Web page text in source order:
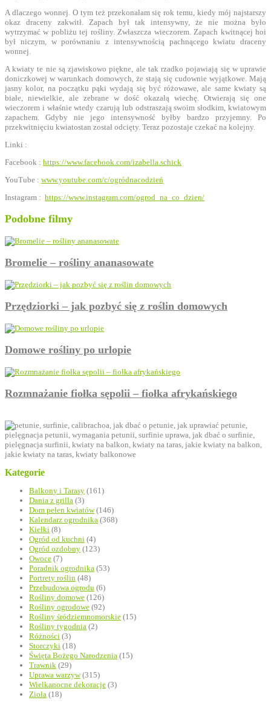
A dlaczego wonnej. O tym też przekonałam się rok temu, kiedy mój najstarszy
okaz draceny zakwitł. Zapach był tak intensywny, że nie można było
wytrzymać w pobliżu tej rośliny. Zwłaszcza wieczorem. Zapach kwitnącej hoi
był niczym, w porównaniu z intensywnością pachnącego kwiatu draceny
wonnej.
A kwiaty te nie są zjawiskowo piękne, ale tak rzadko pojawiają się w uprawie
doniczkowej w warunkach domowych, że stają się cudownie wyjątkowe. Mają
jasny kolor, na początku pąki wydają się być różowawe, ale same kwiaty są
białe, niewielkie, ale zebrane w dość okazałą wiechę. Otwierają się one
wieczorem i właśnie wtedy czarują lub odstraszają swoim słodkim, kwiatowym
zapachem. Gdyby nie jego intensywność byłby bardzo przyjemny. Po
przekwitnięciu kwiatostan został odcięty. Teraz pozostaje czekać na kolejny.
Linki :
Facebook : https://www.facebook.com/izabella.schick
YouTube : www.youtube.com/c/ogródnacodzień
Instagram : https://www.instagram.com/ogrod_na_co_dzien/
Podobne filmy
Bromelie – rośliny ananasowate
Przędziorki – jak pozbyć się z roślin domowych
Domowe rośliny po urlopie
Rozmnażanie fiołka sępolii – fiołka afrykańskiego
Kategorie
Balkony i Tarasy (161)
Dania z grilla (3)
Dom pełen kwiatów(146)
Kalendarz ogrodnika (368)
Kiełki (8)
Ogród od kuchni (4)
Ogród ozdobny (123)
Owoce (7)
Poradnik ogrodnika (53)
Portrety roślin (48)
Przebudowa ogrodu (6)
Rośliny domowe (126)
Rośliny ogrodowe (92)
Rośliny śródziemnomorskie (15)
Rośliny tygodnia (2)
Różności (3)
Storczyki (18)
Święta Bożego Narodzenia (15)
Trawnik (29)
Uprawa warzyw(315)
Wielkanocne dekoracje (3)
Zioła (18)